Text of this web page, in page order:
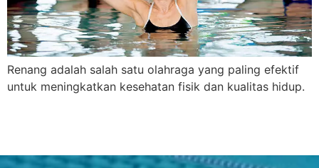
Renang adalah salah satu olahraga yang paling efektif
untuk meningkatkan kesehatan fisik dan kualitas hidup.